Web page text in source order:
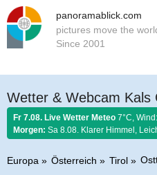
panoramablick.com
pictures move the
Since 2001
Wetter & Webcam Kals
Fr 7.08. Live Wetter Meteo 7°C,
Morgen: Sa 8.08. Klarer Himmel,
Europa Österreich Tirol